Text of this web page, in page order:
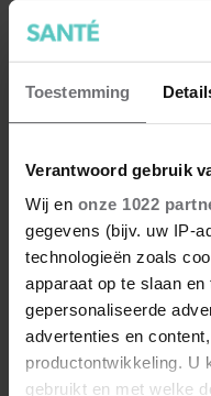
Toestemming
Verantwoord gebruik
Wij en onze 1022
gegevens (bijv. uw IP-
technologieën zoals
apparaat op te slaan
gepersonaliseerde
advertenties en
productontwikkeling. U
gebruikt en met welke
Zo creëer je